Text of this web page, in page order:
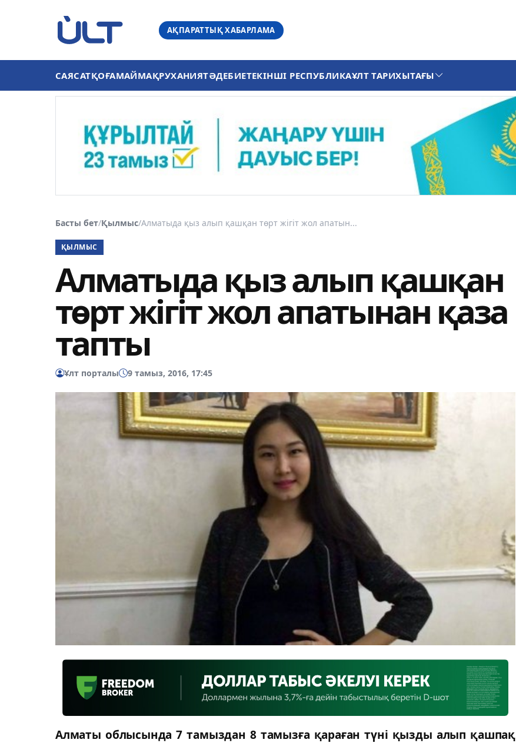
АҚПАРАТТЫҚ ХАБАРЛАМА
САЯСАТҚОҒАМАЙМАҚРУХАНИЯТӘДЕБИЕТЕКІНШІ РЕСПУБЛИКАҰЛТ ТАРИХЫТАҒЫ
Басты бет/Қылмыс/Алматыда қыз алып қашқан төрт жігіт жол апатын...
ҚЫЛМЫС
Алматыда қыз алып қашқан
төрт жігіт жол апатынан қаза
тапты
Ұлт порталы 9 тамыз, 2016, 17:45
Алматы облысында 7 тамыздан 8 тамызға қараған түні қызды алып қашпақ